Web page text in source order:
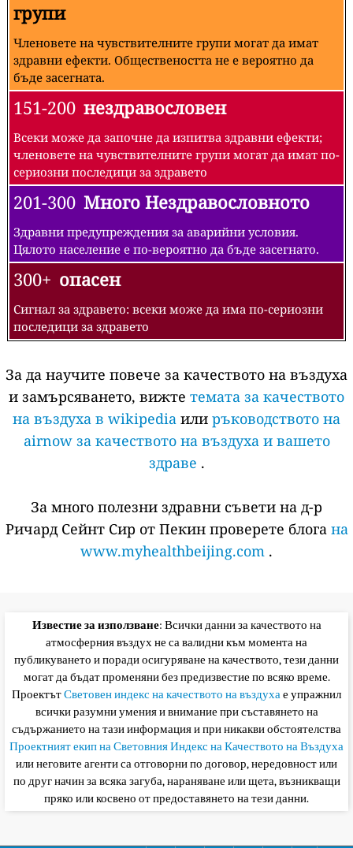
групи
Членовете на чувствителните групи могат да имат
здравни ефекти. Обществеността не е вероятно да
бъде засегната.
151-200 нездравословен
Всеки може да започне да изпитва здравни ефекти;
членовете на чувствителните групи могат да имат по-
сериозни последици за здравето
201-300 Много Нездравословното
Здравни предупреждения за аварийни условия.
Цялото население е по-вероятно да бъде засегнато.
300+ опасен
Сигнал за здравето: всеки може да има по-сериозни
последици за здравето
За да научите повече за качеството на въздуха
и замърсяването, вижте темата за качеството
на въздуха в wikipedia или ръководството на
airnow за качеството на въздуха и вашето
здраве .
За много полезни здравни съвети на д-р
Ричард Сейнт Сир от Пекин проверете блога на
www.myhealthbeijing.com .
Известие за използване: Всички данни за качеството на
атмосферния въздух не са валидни към момента на
публикуването и поради осигуряване на качеството, тези данни
могат да бъдат променяни без предизвестие по всяко време.
ПроектътСветовен индекс на качеството на въздухае упражнил
всички разумни умения и внимание при съставянето на
съдържанието на тази информация и при никакви обстоятелства
Проектният екип на Световния Индекс на Качеството на Въздуха
или неговите агенти са отговорни по договор, нередовност или
по друг начин за всяка загуба, нараняване или щета, възникващи
пряко или косвено от предоставянето на тези данни.